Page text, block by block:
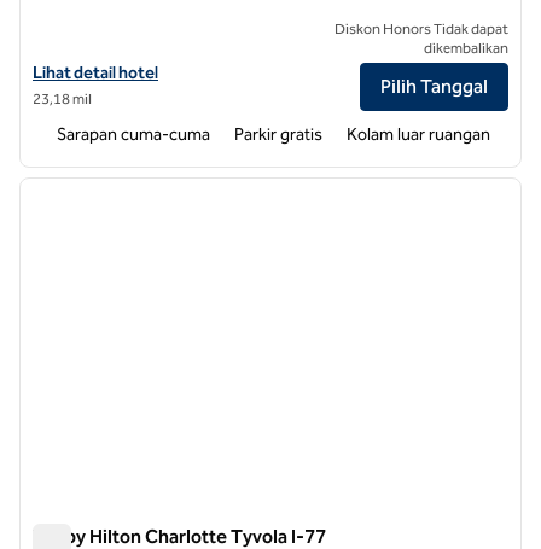
Lihat detail hotel untuk Spark by Hilton Charlotte Tyvola I-77
Lihat detail hotel
23,18 mil
Diskon Honors Tidak dapat
dikembalikan
Pilih Tanggal
Sarapan cuma-cuma Parkir gratis Kolam luar ruangan
1 dari 12
Tru by Hilton Charlotte Tyvola I-77